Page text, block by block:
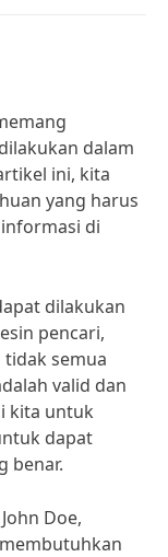
dalam
ini, kita
yang harus
di
dilakukan
pencari,
tidak semua
valid dan
kita untuk
dapat
benar.
Doe,